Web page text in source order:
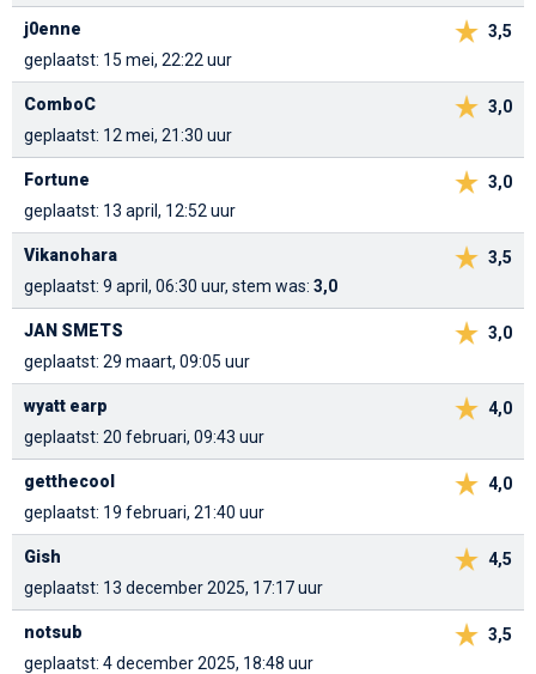
3,5
j0enne
geplaatst: 15 mei, 22:22 uur
3,0
ComboC
geplaatst: 12 mei, 21:30 uur
3,0
Fortune
geplaatst: 13 april, 12:52 uur
3,5
Vikanohara
geplaatst: 9 april, 06:30 uur, stem was: 3,0
3,0
JAN SMETS
geplaatst: 29 maart, 09:05 uur
4,0
wyatt earp
geplaatst: 20 februari, 09:43 uur
4,0
getthecool
geplaatst: 19 februari, 21:40 uur
4,5
Gish
geplaatst: 13 december 2025, 17:17 uur
3,5
notsub
geplaatst: 4 december 2025, 18:48 uur